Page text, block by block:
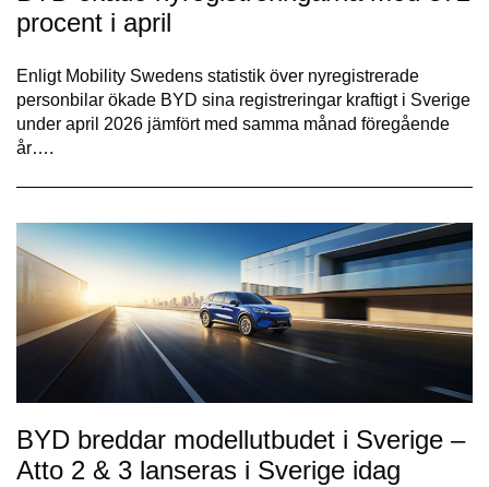
procent i april
Enligt Mobility Swedens statistik över nyregistrerade
personbilar ökade BYD sina registreringar kraftigt i Sverige
under april 2026 jämfört med samma månad föregående
år….
BYD breddar modellutbudet i Sverige –
Atto 2 & 3 lanseras i Sverige idag